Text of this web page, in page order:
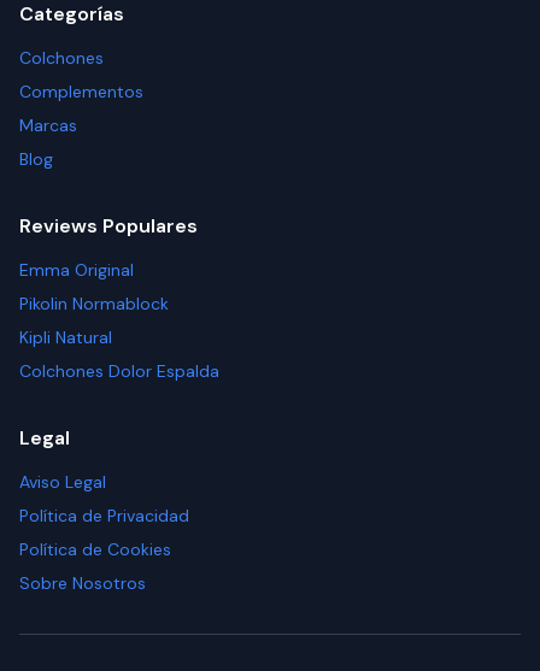
Categorías
Colchones
Complementos
Marcas
Blog
Reviews Populares
Emma Original
Pikolin Normablock
Kipli Natural
Colchones Dolor Espalda
Legal
Aviso Legal
Política de Privacidad
Política de Cookies
Sobre Nosotros